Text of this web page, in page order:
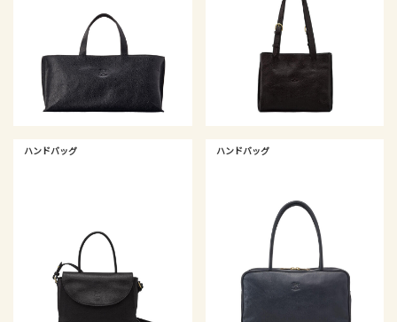
ハンドバッグ ハンドバッグ